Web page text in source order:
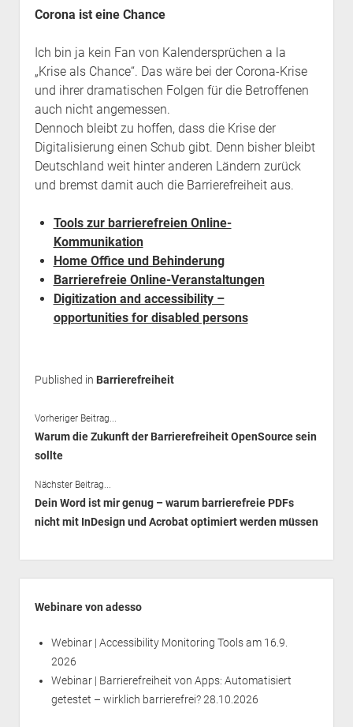
Corona ist eine Chance
Ich bin ja kein Fan von Kalendersprüchen a la
„Krise als Chance“. Das wäre bei der Corona-Krise
und ihrer dramatischen Folgen für die Betroffenen
auch nicht angemessen.
Dennoch bleibt zu hoffen, dass die Krise der
Digitalisierung einen Schub gibt. Denn bisher bleibt
Deutschland weit hinter anderen Ländern zurück
und bremst damit auch die Barrierefreiheit aus.
Tools zur barrierefreien Online-
Kommunikation
Home Office und Behinderung
Barrierefreie Online-Veranstaltungen
Digitization and accessibility –
opportunities for disabled persons
Published in Barrierefreiheit
Vorheriger Beitrag...
Warum die Zukunft der Barrierefreiheit OpenSource sein
sollte
Nächster Beitrag...
Dein Word ist mir genug – warum barrierefreie PDFs
nicht mit InDesign und Acrobat optimiert werden müssen
Webinare von adesso
Webinar | Accessibility Monitoring Toolsam 16.9.
2026
Webinar | Barrierefreiheit von Apps: Automatisiert
getestet – wirklich barrierefrei?28.10.2026